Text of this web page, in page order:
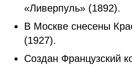
«Ливерпуль» (1892).
В Москве снесены
(1927).
Создан Французский